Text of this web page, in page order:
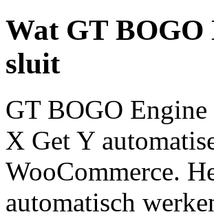
Wat GT BOGO
sluit
GT BOGO Engine
X Get Y
WooCommerce.
automatisch